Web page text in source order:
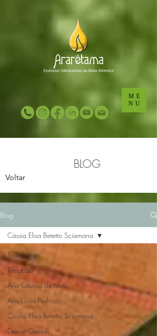
ME
NU
Voltar
BLOG
Blog
Todos posts
Redação
Ana Cristina de Melo
Ana Lúcia Pedrozo
Cássia Elisa Betetto Sciamana
Denise Giarelli
Cássia Elisa Betetto Sciamana